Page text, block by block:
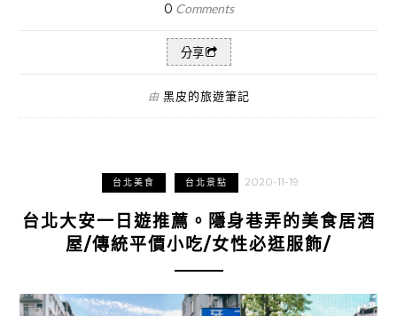
0 Comments
分享
由 黑皮的旅遊筆記
台北美食 台北景點 2020-11-19
台北大安一日遊推薦。隱身巷弄的美食居酒
屋/傳統平價小吃/女性必逛服飾/